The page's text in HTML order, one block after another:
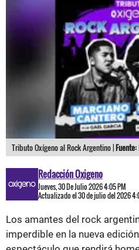
Tributo Oxígeno al Rock Argentino |Fuente:
Redacción Oxigeno
Jueves, 30 De Julio 2026 4:05 PM
Actualizado el 30 de julio del 2026
Los amantes del rock
imperdible en la nueva